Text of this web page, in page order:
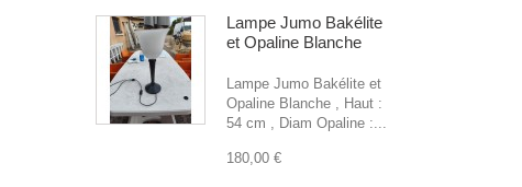
Lampe Jumo Bakélite
et Opaline Blanche
Lampe Jumo Bakélite et
Opaline Blanche , Haut :
54 cm , Diam Opaline :...
180,00 €